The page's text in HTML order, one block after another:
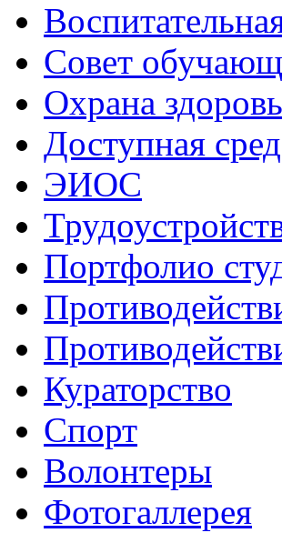
Совет
Охрана
Доступная
ЭИОС
Портфолио
Кураторство
Спорт
Волонтеры
Фотогаллерея